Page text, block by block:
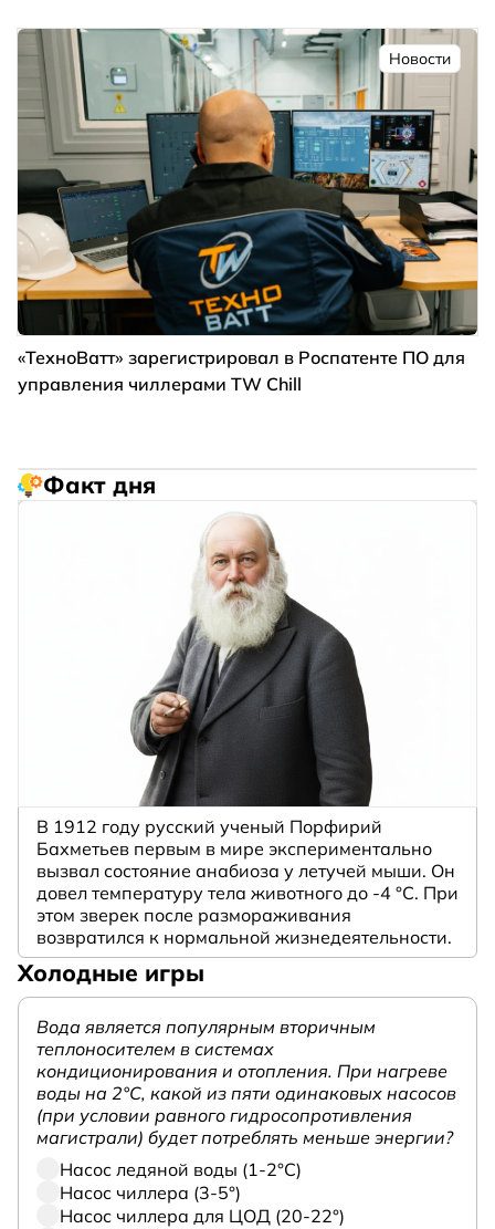
Новости
«ТехноВатт» зарегистрировал в Роспатенте ПО для
управления чиллерами TW Chill
Факт дня
В 1912 году русский ученый Порфирий
Бахметьев первым в мире экспериментально
вызвал состояние анабиоза у летучей мыши. Он
довел температуру тела животного до -4 °C. При
этом зверек после размораживания
возвратился к нормальной жизнедеятельности.
Холодные игры
Вода является популярным вторичным
теплоносителем в системах
кондиционирования и отопления. При нагреве
воды на 2°С, какой из пяти одинаковых насосов
(при условии равного гидросопротивления
магистрали) будет потреблять меньше энергии?
Насос ледяной воды (1-2°С)
Насос чиллера (3-5°)
Насос чиллера для ЦОД (20-22°)